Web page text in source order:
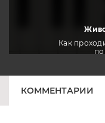
Как
КОММЕНТАРИИ